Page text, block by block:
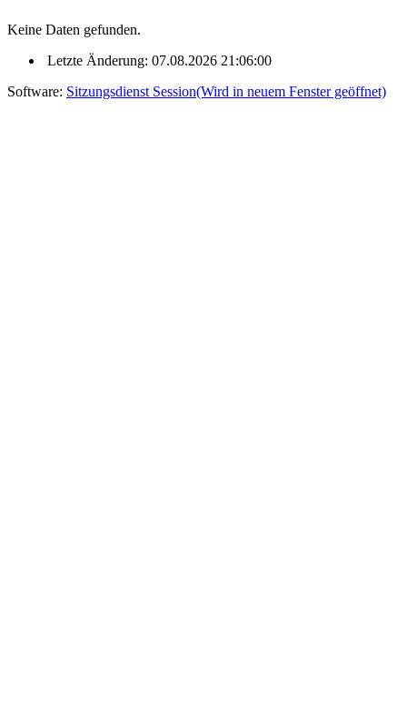
Keine Daten gefunden.
Letzte Änderung: 07.08.2026 21:06:00
Software: Sitzungsdienst Session(Wird in neuem Fenster geöffnet)